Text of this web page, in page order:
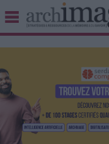
BIBLIOTHÈQUE ÉDITION
UNIVERS DATA
TRAVAIL COLLABORATIF
VIE NUMÉRIQUE
NUMÉRIQUE RESPONSABLE